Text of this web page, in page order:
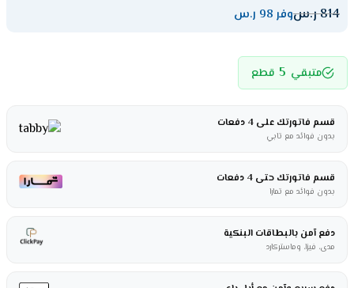
814ر.سوفر 98 ر.س
متبقي 5 قطع
قسم فاتورتك على 4 دفعات
بدون فوائد مع تابي
قسم فاتورتك حتى 4 دفعات
بدون فوائد مع تمارا
دفع آمن بالبطاقات البنكية
مدى، فيزا، وماستركارد